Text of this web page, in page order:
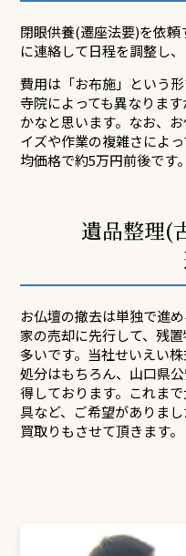
閉眼供養(遷座法要)を依
に連絡して日程を調整し
費用は「お布施」という
寺院によっても異なりま
かなと思います。なお、
イズや作業の複雑さによ
均価格で約5万円前後です。
遺品整理(
お仏壇の撤去は単独で進
家の売却に先行して、残
多いです。当社せいえい
処分はもちろん、山口県
得しております。これま
具など、ご希望がありま
買取りもさせて頂きます。